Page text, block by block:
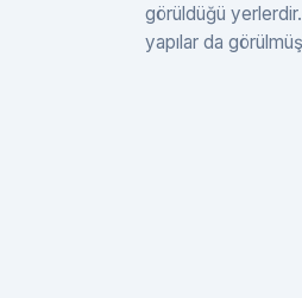
görüldüğü
yapılar da